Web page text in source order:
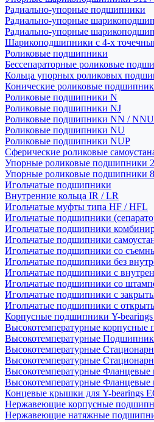
Радиально-упорные подшипники
Радиально-упорные
Радиально-упорные
Шарикоподшипники с 4-х
Роликовые подшипники
Бессепараторные роликовые
Кольца упорных роликовых
Конические роликовые
Роликовые подшипники N
Роликовые подшипники NJ
Роликовые подшипники NN / NNU
Роликовые подшипники NU
Роликовые подшипники NUP
Сферические роликовые
Упорные роликовые подшипники
Упорные роликовые подшипники
Игольчатые подшипники
Внутренние кольца IR / LR
Игольчатые муфты типа HF / HFL
Игольчатые подшипники
Игольчатые подшипники
Игольчатые подшипники
Игольчатые подшипники со
Игольчатые подшипники без
Игольчатые подшипники с
Игольчатые подшипники со
Игольчатые подшипники с
Игольчатые подшипники с
Корпусные подшипники Y-
Высокотемпературные корпусные
Высокотемпературные
Высокотемпературные
Высокотемпературные
Высокотемпературные
Высокотемпературные
Концевые крышки для Y-bearings
Нержавеющие корпусные
Нержавеющие натяжные